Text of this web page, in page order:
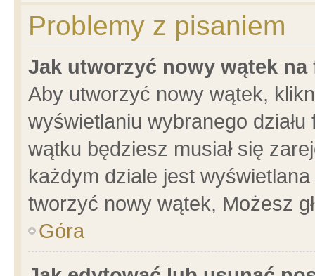
Problemy z pisaniem
Jak utworzyć nowy wątek na
Aby utworzyć nowy wątek,
wyświetlaniu wybranego
wątku będziesz musiał się
każdym dziale jest
tworzyć nowy wątek, Możesz
Góra